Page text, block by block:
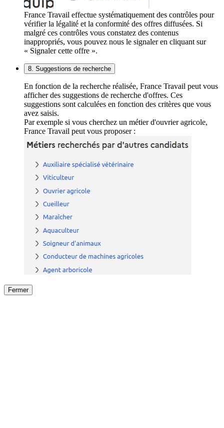
France Travail effectue systématiquement des contrôles pour
vérifier la légalité et la conformité des offres diffusées. Si
malgré ces contrôles vous constatez des contenus
inappropriés, vous pouvez nous le signaler en cliquant sur
« Signaler cette offre ».
8. Suggestions de recherche
En fonction de la recherche réalisée, France Travail peut vous
afficher des suggestions de recherche d'offres. Ces
suggestions sont calculées en fonction des critères que vous
avez saisis.
Par exemple si vous cherchez un métier d'ouvrier agricole,
France Travail peut vous proposer :
Fermer